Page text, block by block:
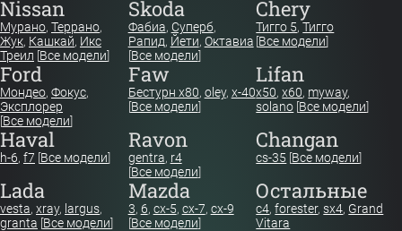
Nissan
Мурано, Террано,
Жук, Кашкай, Икс
Треил [Все модели]
Skoda
Фабиа, Суперб,
Рапид, Йети, Октавиа
[Все модели]
Chery
Тигго 5,Тигго
[Все модели]
Ford
Мондео, Фокус,
Эксплорер
[Все модели]
Faw
Бестурн х80, oley, x-40
[Все модели]
Lifan
x50,x60, myway,
solano [Все модели]
Haval
h-6, f7 [Все модели]
Ravon
gentra, r4
[Все модели]
Changan
cs-35 [Все модели]
Lada
vesta, xray, largus,
granta [Все модели]
Mazda
3, 6, cx-5, cx-7, cx-9
[Все модели]
Остальные
c4,forester,sx4, Grand
Vitara